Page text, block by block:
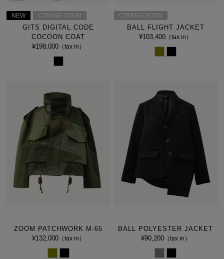
NEW COMING SOON
GITS DIGITAL CODE
COCOON COAT
¥198,000（tax in）
COMING SOON
BALL FLIGHT JACKET
¥103,400 （tax in）
ZOOM PATCHWORK M-65
¥132,000（tax in）
BALL POLYESTER JACKET
¥90,200（tax in）